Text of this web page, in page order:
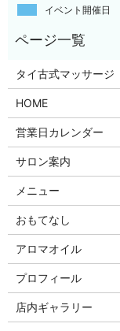
イベント開催日
タイ古式マッサージ
HOME
営業日カレンダー
サロン案内
メニュー
おもてなし
アロマオイル
プロフィール
店内ギャラリー